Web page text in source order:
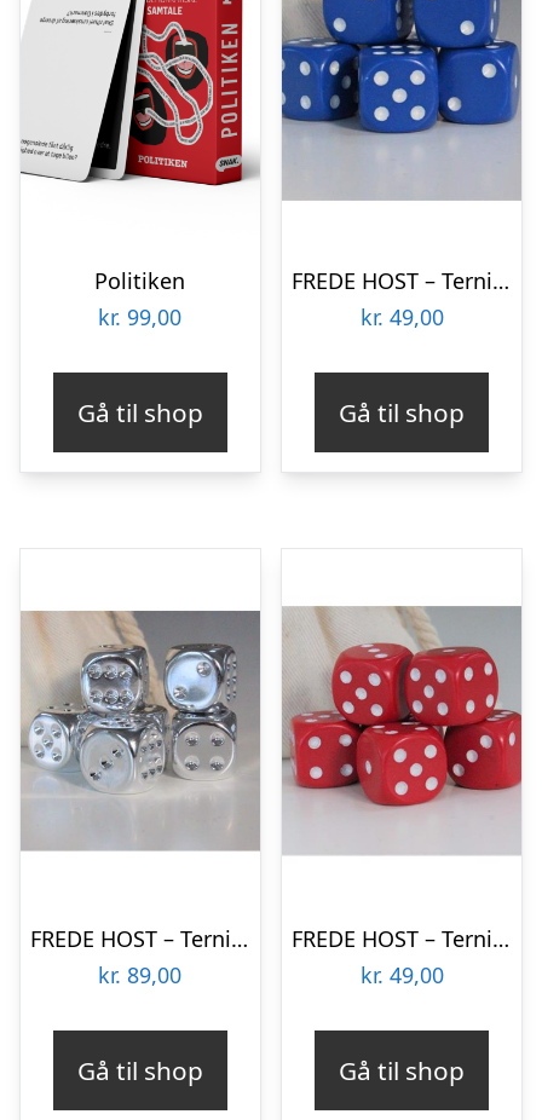
Politiken
kr. 99,00
Gå til shop
FREDE HOST – Terninger – Blue White
kr. 49,00
Gå til shop
FREDE HOST – Terninger – Silver Plated
kr. 89,00
Gå til shop
FREDE HOST – Terninger – Red White
kr. 49,00
Gå til shop